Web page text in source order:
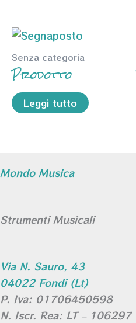
Senza categoria
Prodotto
Leggi tutto
Mondo Musica
Strumenti Musicali
Via N. Sauro, 43
04022 Fondi (Lt)
P. Iva: 01706450598
N. Iscr. Rea: LT – 106297